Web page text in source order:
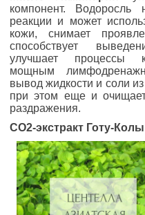
компонент. Водоросль
реакции и может
кожи, снимает
способствует
улучшает процессы
мощным
вывод жидкости и соли
при этом еще и
раздражения.
СО2-экстракт Готу-